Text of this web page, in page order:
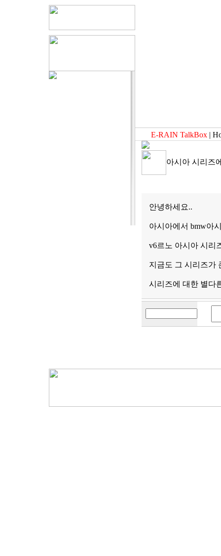
E-RAIN TalkBox|
아시아 시리즈
안녕하세요..
아시아에서 bmw아
v6르노 아시아 시리
지금도 그 시리즈가
시리즈에 대한 별다